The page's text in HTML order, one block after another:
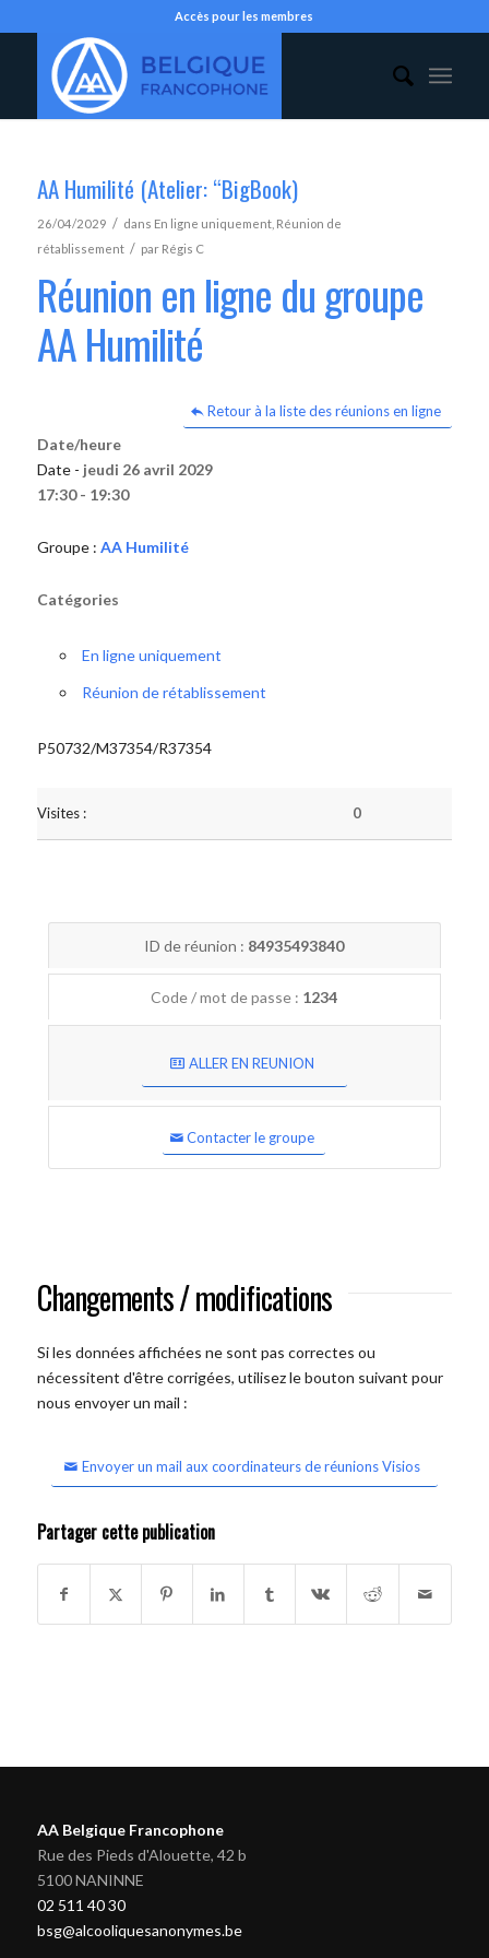
Accès pour les membres
AA Humilité (Atelier: “BigBook)
26/04/2029 / dans En ligne uniquement, Réunion de
rétablissement / par Régis C
Réunion en ligne du groupe
AA Humilité
Retour à la liste des réunions en ligne
Date/heure
Date - jeudi 26 avril 2029
17:30 - 19:30
Groupe : AA Humilité
Catégories
En ligne uniquement
Réunion de rétablissement
P50732/M37354/R37354
Visites : 0
ID de réunion : 84935493840
Code / mot de passe : 1234
ALLER EN REUNION
Contacter le groupe
Changements / modifications
Si les données affichées ne sont pas correctes ou
nécessitent d'être corrigées, utilisez le bouton suivant pour
nous envoyer un mail :
Envoyer un mail aux coordinateurs de réunions Visios
Partager cette publication
AA Belgique Francophone
Rue des Pieds d'Alouette, 42 b
5100 NANINNE
02 511 40 30
bsg@alcooliquesanonymes.be